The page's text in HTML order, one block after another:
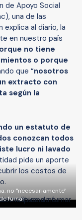
de Apoyo Social
una de las
explica al diario, la
en nuestro país
no tiene
o porque
que “nosotros
extracto con
según la
un estatuto de
conozcan todos
lucro ni lavado
pide un aporte
los costos de
no "necesariamente"
fumar